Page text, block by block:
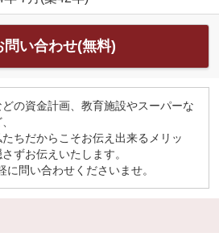
問い合わせ(無料)
の資金計画、教育施設やスーパーな
ちだからこそお伝え出来るメリッ
ずお伝えいたします。
問い合わせくださいませ。